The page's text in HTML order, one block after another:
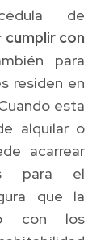
de
cumplir con
para
residen en
esta
alquilar o
acarrear
para el
que la
con los